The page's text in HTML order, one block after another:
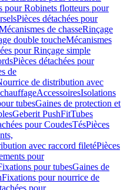
pour Robinets flotteurs pour
Pièces détachées pour
de chasseRinçage
double toucheMécanismes
pour Rinçage simple
Pièces détachées pour
de
de distribution avec
AccessoiresIsolations
tubesGaines de protection et
Geberit PushFitTubes
pour CoudesTésPièces
avec raccord filetéPièces
pour
pour tubesGaines de
Fixations pour nourrice de
pour